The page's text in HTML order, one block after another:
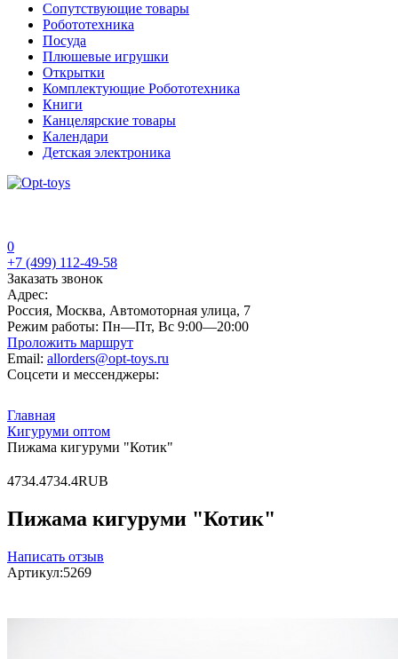
Сопутствующие товары
Робототехника
Посуда
Плюшевые игрушки
Открытки
Комплектующие Робототехника
Книги
Канцелярские товары
Календари
Детская электроника
0
+7 (499) 112-49-58
Заказать звонок
Адрес:
Россия, Москва, Автомоторная улица, 7
Режим работы: Пн—Пт, Вс 9:00—20:00
Проложить маршрут
Email: allorders@opt-toys.ru
Соцсети и мессенджеры:
Главная
Кигуруми оптом
Пижама кигуруми "Котик"
4734.4734.4RUB
Пижама кигуруми "Котик"
Написать отзыв
Артикул:5269